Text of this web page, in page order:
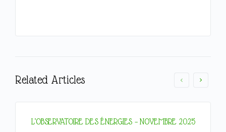
Related Articles
L’OBSERVATOIRE DES ÉNERGIES – NOVEMBRE 2025